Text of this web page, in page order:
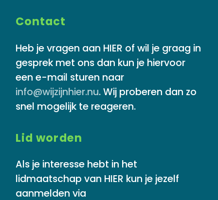
Contact
Heb je vragen aan HIER of wil je graag in
gesprek met ons dan kun je hiervoor
een e-mail sturen naar
info@wijzijnhier.nu. Wij proberen dan zo
snel mogelijk te reageren.
Lid worden
Als je interesse hebt in het
lidmaatschap van HIER kun je jezelf
aanmelden via